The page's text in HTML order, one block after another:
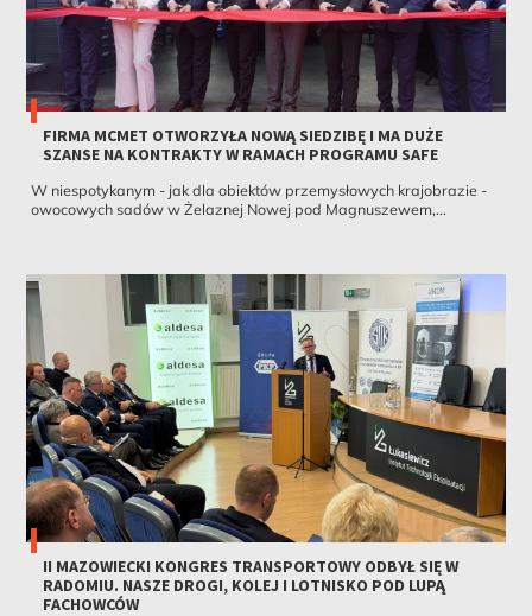
FIRMA MCMET OTWORZYŁA NOWĄ SIEDZIBĘ I MA DUŻE
SZANSE NA KONTRAKTY W RAMACH PROGRAMU SAFE
W niespotykanym - jak dla obiektów przemysłowych krajobrazie -
owocowych sadów w Żelaznej Nowej pod Magnuszewem,...
II MAZOWIECKI KONGRES TRANSPORTOWY ODBYŁ SIĘ W
RADOMIU. NASZE DROGI, KOLEJ I LOTNISKO POD LUPĄ
FACHOWCÓW